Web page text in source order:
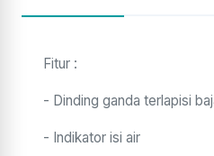
Fitur :
- Dinding ganda terlapisi
- Indikator isi air